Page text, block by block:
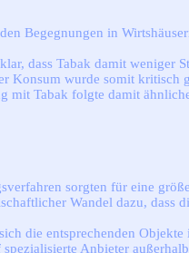
Begegnungen in
dass Tabak damit weniger
Konsum wurde somit kritisch
mit Tabak folgte damit
sorgten für eine
Wandel dazu, dass
die entsprechenden
Anbieter